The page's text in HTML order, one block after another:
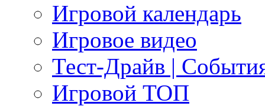
Игровой календарь
Игровое видео
Тест-Драйв |
Игровой ТОП